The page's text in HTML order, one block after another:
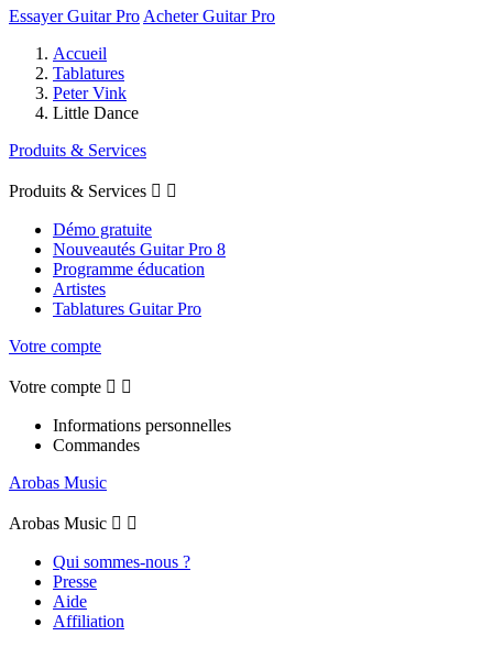
Essayer Guitar Pro Acheter Guitar Pro
Accueil
Tablatures
Peter Vink
Little Dance
Produits & Services
Produits & Services  
Démo gratuite
Nouveautés Guitar Pro 8
Programme éducation
Artistes
Tablatures Guitar Pro
Votre compte
Votre compte  
Informations personnelles
Commandes
Arobas Music
Arobas Music  
Qui sommes-nous ?
Presse
Aide
Affiliation